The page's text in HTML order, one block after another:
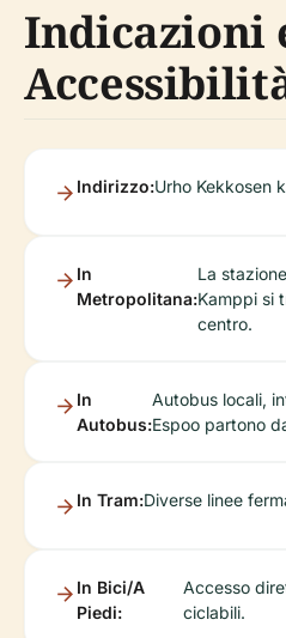
Indicazioni
Indirizzo:Urho Kekkosen
In
Metropolitana:
La
Kamppi si
centro.
In
Autobus:
Autobus locali,
Espoo partono
In Tram:Diverse linee
In Bici/A
Piedi:
Accesso
ciclabili.